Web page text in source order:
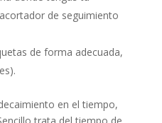
de seguimiento
de forma adecuada,
en el tiempo,